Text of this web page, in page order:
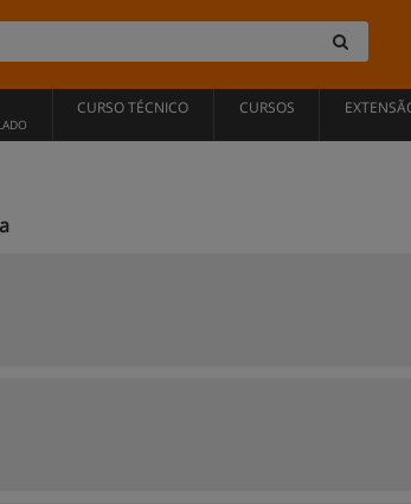
CURSO TÉCNICO CURSOS